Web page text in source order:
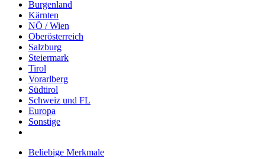
Burgenland
Kärnten
NÖ / Wien
Oberösterreich
Salzburg
Steiermark
Tirol
Vorarlberg
Südtirol
Schweiz und FL
Europa
Sonstige
Beliebige Merkmale